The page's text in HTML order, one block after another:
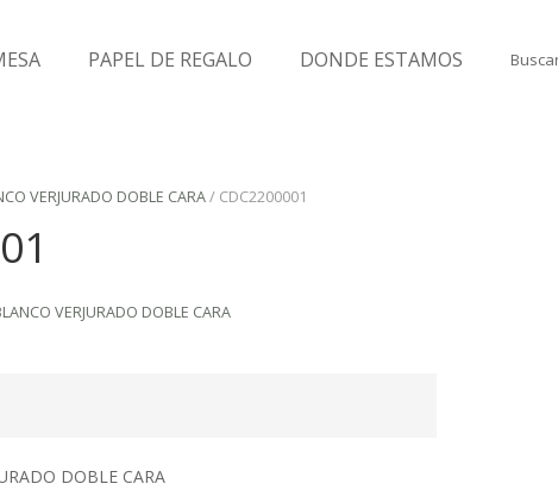
PAPEL DE REGALO DONDE ESTAMOS
VERJURADO DOBLE CARA/ CDC2200001
VERJURADO DOBLE CARA
DOBLE CARA